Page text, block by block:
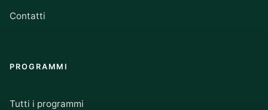
Contatti
PROGRAMMI
Tutti i programmi